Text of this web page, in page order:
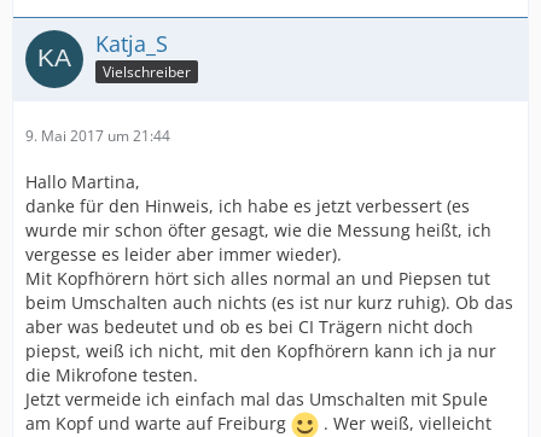
Katja_S
Vielschreiber
9. Mai 2017 um 21:44
Hallo Martina,
danke für den Hinweis, ich habe es jetzt verbessert (es
wurde mir schon öfter gesagt, wie die Messung heißt, ich
vergesse es leider aber immer wieder).
Mit Kopfhörern hört sich alles normal an und Piepsen tut
beim Umschalten auch nichts (es ist nur kurz ruhig). Ob das
aber was bedeutet und ob es bei CI Trägern nicht doch
piepst, weiß ich nicht, mit den Kopfhörern kann ich ja nur
die Mikrofone testen.
Jetzt vermeide ich einfach mal das Umschalten mit Spule
am Kopf und warte auf Freiburg
. Wer weiß, vielleicht